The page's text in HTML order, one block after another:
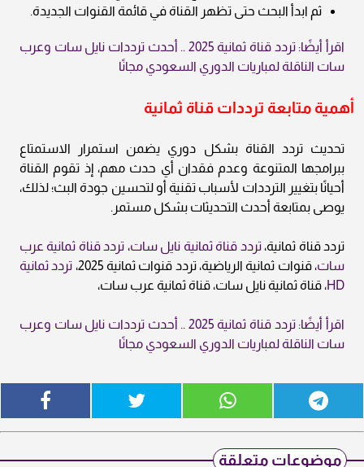
ثم ابدأ البحث حتى تظهر القناة في قائمة القنوات الجديدة.
اقرأ أيضًا: تردد قناة ثمانية 2025 .. أحدث ترددات نايل سات وعرب
سات الناقلة لمباريات الدوري السعودي مجانًا
أهمية متابعة ترددات قناة ثمانية
تحديث تردد القناة بشكل دوري يضمن استمرار الاستمتاع
ببرامجها المتنوعة وعدم فقدان أي حدث مهم، إذ تقوم القناة
أحيانًا بتغيير الترددات لأسباب تقنية أو لتحسين جودة البث؛ لذلك،
يوصى بمتابعة أحدث التحديثات بشكل مستمر.
تردد قناة ثمانية،تردد قناة ثمانية نايل سات، تردد قناة ثمانية عرب
سات، قنوات ثمانية الرياضية، تردد قنوات ثمانية 2025،
تردد ثمانية
HD، قناة ثمانية نايل سات، قناة ثمانية عرب سات،
اقرأ أيضًا: تردد قناة ثمانية 2025 .. أحدث ترددات نايل سات وعرب
سات الناقلة لمباريات الدوري السعودي مجانًا
موضوعات متعلقة